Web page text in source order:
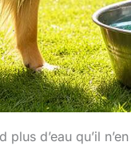
d’eau qu’il